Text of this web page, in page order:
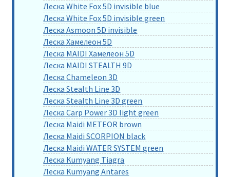
Леска White Fox 5D invisible blue
Леска White Fox 5D invisible green
Леска Asmoon 5D invisible
Леска Хамелеон 5D
Леска MAIDI Хамелеон 5D
Леска MAIDI STEALTH 9D
Леска Chameleon 3D
Леска Stealth Line 3D
Леска Stealth Line 3D green
Леска Carp Power 3D light green
Леска Maidi METEOR brown
Леска Maidi SCORPION black
Леска Maidi WATER SYSTEM green
Леска Kumyang Tiagra
Леска Kumyang Antares